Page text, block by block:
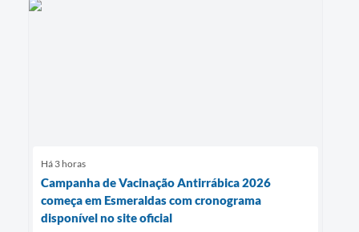
Há 3 horas
Campanha de Vacinação Antirrábica 2026
começa em Esmeraldas com cronograma
disponível no site oficial